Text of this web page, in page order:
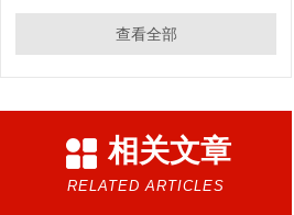
查看全部
相关文章
RELATED ARTICLES